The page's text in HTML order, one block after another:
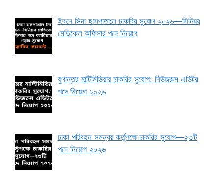
ইবনে সিনা হাসপাতালে চাকরির সুযোগ ২০২৬—সিনিয়র
মেডিকেল অফিসার পদে নিয়োগ
যুগান্তর মাল্টিমিডিয়ায় চাকরির সুযোগ: নিউজরুম এডিটর
পদে নিয়োগ ২০২৬
ঢাকা পরিবহন সমন্বয় কর্তৃপক্ষে চাকরির সুযোগ—২৩টি
পদে নিয়োগ ২০২৬